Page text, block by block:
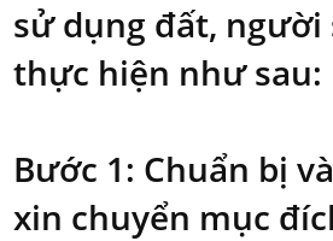
sử dụng đất,
thực hiện như sau:
Bước 1: Chuẩn bị
xin chuyển mục